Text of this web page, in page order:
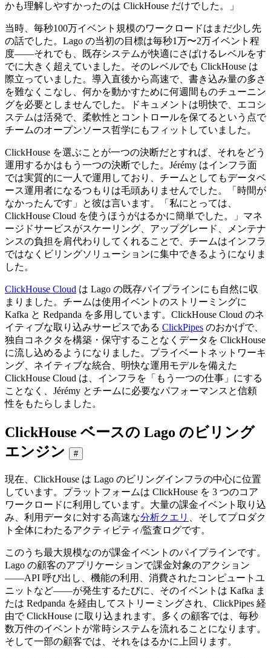
かも理解しやすかったのは ClickHouse だけでした。」
当時、毎秒100万イベント規模のワークロードはまだ少し先
の話でした。Lago の当初の目標は毎秒1万〜2万イベント程
度——それでも、既存システムが快適にさばけるレベルをす
でに大きく超えていました。そのレベルでも ClickHouse は
際立っていました。導入直後から高速で、書き込み量の多さ
を難なくこなし、何かを動かすために何週間ものチューニン
グを必要としませんでした。ドキュメントは明快で、エコシ
ステムは活発で、柔軟性とコントロールを保てるという点で
チームのオープンソース哲学にもフィットしていました。
ClickHouse を選ぶことが一つの決断だとすれば、それをどう
運用するかはもう一つの決断でした。Jérémy はインフラ面
では実質的に一人で運用しており、チームとしてもデータベ
ース運用者になるつもりは毛頭ありませんでした。「時間が
なかったんです」と彼は言います。「私にとっては、
ClickHouse Cloud を使うほうがはるかに簡単でした。」マネ
ージドサービスがスケーリング、アップグレード、メンテナ
ンスの負担を肩代わりしてくれることで、チームはインフラ
ではなくビリングソリューションに集中できるようになりま
した。
ClickHouse Cloud は Lago の既存パイプラインにも自然に収
まりました。チームは使用イベントのストリーミングに
Kafka と Redpanda を多用しています。ClickHouse Cloud のネ
イティブな取り込みサービスである ClickPipes のおかげで、
独自コネクタを構築・保守することなくデータを ClickHouse
に流し込めるようになりました。プライベートネットワーキ
ング、ネイティブな統合、明快な運用モデルを備えた
ClickHouse Cloud は、インフラを「もう一つの仕事」にする
ことなく、Jérémy とチームに必要なパフォーマンスと信頼
性をもたらしました。
ClickHouse ベースの Lago のビリング
エンジン
#
現在、ClickHouse は Lago のビリングインフラの中心に位置
しています。プラットフォームは ClickHouse を 3 つのコア
ワークロードに利用しています。大量の課金イベント取り込
み、利用データに対する高速な分析クエリ
、そしてプロダク
ト全体にわたるアクティビティ/監査ログです。
このうち最大規模なのが課金イベントのパイプラインです。
Lago の顧客のアプリケーションで課金対象のアクション
——API 呼び出し、機能の利用、消費されたコンピュートユ
ニットなど——が発生するたびに、そのイベントは Kafka ま
たは Redpanda を経由してストリーミングされ、ClickPipes 経
由で ClickHouse に取り込まれます。多くの顧客では、毎秒
数万件のイベントが常時システムを流れることになります。
そして一部の顧客では、それをはるかに上回ります。